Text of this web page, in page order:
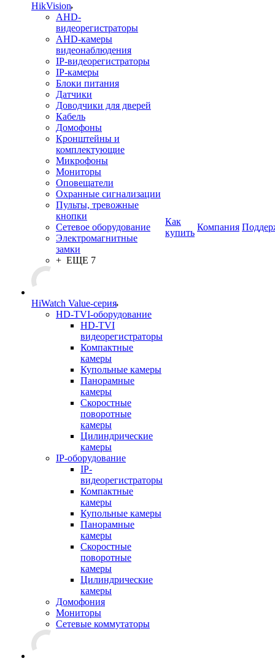
HikVision
AHD-
видеорегистраторы
AHD-камеры
видеонаблюдения
IP-видеорегистраторы
IP-камеры
Блоки питания
Датчики
Доводчики для дверей
Кабель
Домофоны
Кронштейны и
комплектующие
Микрофоны
Мониторы
Оповещатели
Охранные сигнализации
Пульты, тревожные
кнопки
Сетевое оборудование
Электромагнитные
замки
+ ЕЩЕ 7
HiWatch Value-серия
HD-TVI-оборудование
HD-TVI
видеорегистраторы
Компактные
камеры
Купольные камеры
Панорамные
камеры
Скоростные
поворотные
камеры
Цилиндрические
камеры
IP-оборудование
IP-
видеорегистраторы
Компактные
камеры
Купольные камеры
Панорамные
камеры
Скоростные
поворотные
камеры
Цилиндрические
камеры
Домофония
Мониторы
Сетевые коммутаторы
Как
купить
Компания